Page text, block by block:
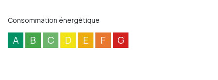
Consommation énergétique
A B C D E F G